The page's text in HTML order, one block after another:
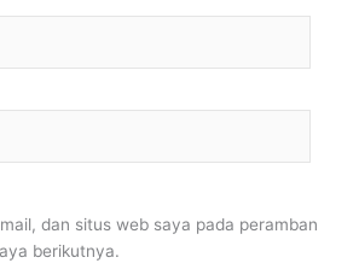
dan situs web saya pada peramban
berikutnya.